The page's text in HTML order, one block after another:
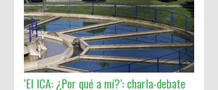
‘El ICA: ¿Por qué a mí?’: charla-debate